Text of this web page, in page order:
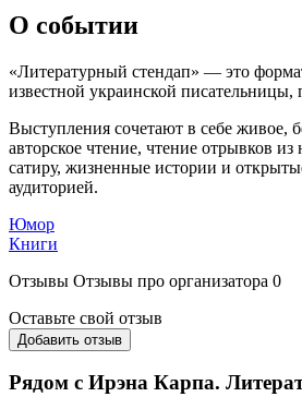
О событии
«Литературный стендап» — это
известной украинской
Выступления сочетают в себе живое,
авторское чтение, чтение отрывков
сатиру, жизненные истории и
аудиторией.
Юмор
Книги
Отзывы Отзывы про организатора 0
Оставьте свой отзыв
Добавить отзыв
Рядом с Ирэна Карпа.